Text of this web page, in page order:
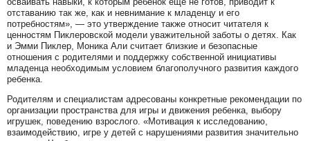
отставанию так же, как и невнимание к младенцу и его
потребностям», — это утверждение также относит читателя к
ценностям Пиклеровской модели уважительной заботы о детях. Как
и Эмми Пиклер, Моника Али считает близкие и безопасные
отношения с родителями и поддержку собственной инициативы
младенца необходимым условием благополучного развития каждого
ребенка.
Родителям и специалистам адресованы конкретные рекомендации по
организации пространства для игры и движения ребенка, выбору
игрушек, поведению взрослого. «Мотивация к исследованию,
взаимодействию, игре у детей с нарушениями развития значительно